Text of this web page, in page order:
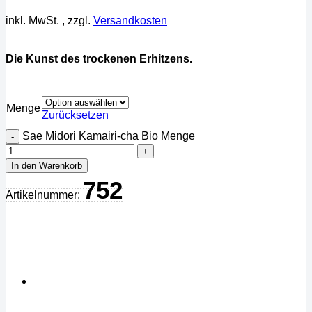
inkl. MwSt. , zzgl. Versandkosten
Die Kunst des trockenen Erhitzens.
Menge
Zurücksetzen
Sae Midori Kamairi-cha Bio Menge
In den Warenkorb
Artikelnummer: 752